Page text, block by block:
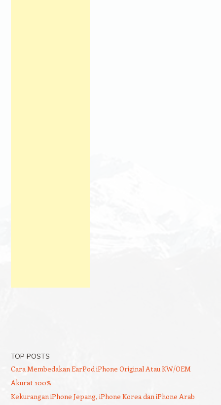
TOP POSTS
Cara Membedakan EarPod iPhone Original Atau KW/OEM
Akurat 100%
Kekurangan iPhone Jepang, iPhone Korea dan iPhone Arab